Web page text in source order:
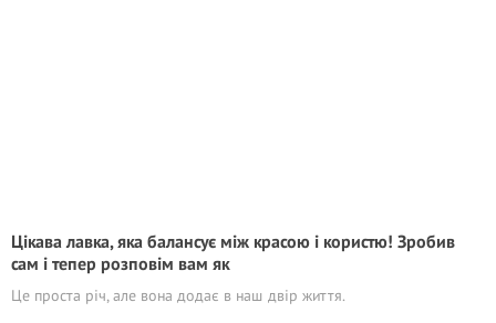
Цікава лавка, яка балансує між красою і користю! Зробив
сам і тепер розповім вам як
Це проста річ, але вона додає в наш двір життя.